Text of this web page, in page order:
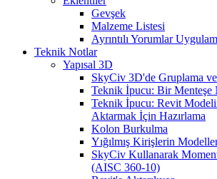
Gevşek
Malzeme Listesi
Ayrıntılı Yorumlar
Teknik Notlar
Yapısal 3D
SkyCiv 3D'de Gruplama
Teknik İpucu: Bir Menteşe
Teknik İpucu: Revit
Aktarmak İçin Hazırlama
Kolon Burkulma
Yığılmış Kirişlerin
SkyCiv Kullanarak Moment
(AISC 360-10)